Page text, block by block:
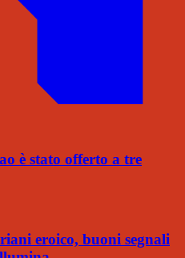
è stato offerto a tre
eroico, buoni segnali